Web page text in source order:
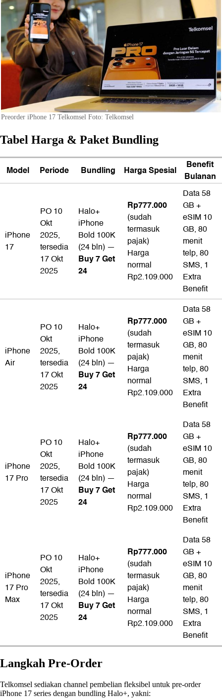
Preorder iPhone 17 Telkomsel Foto: Telkomsel
Tabel Harga & Paket Bundling
Model Periode Bundling Harga Spesial
Benefit
Bulanan
iPhone
17
PO 10
Okt
2025,
tersedia
17 Okt
2025
Halo+
iPhone
Bold 100K
(24 bln) —
Buy 7 Get
24
Rp777.000
(sudah
termasuk
pajak)
Harga
normal
Rp2.109.000
Data 58
GB +
eSIM 10
GB, 80
menit
telp, 80
SMS, 1
Extra
Benefit
iPhone
Air
PO 10
Okt
2025,
tersedia
17 Okt
2025
Halo+
iPhone
Bold 100K
(24 bln) —
Buy 7 Get
24
Rp777.000
(sudah
termasuk
pajak)
Harga
normal
Rp2.109.000
Data 58
GB +
eSIM 10
GB, 80
menit
telp, 80
SMS, 1
Extra
Benefit
iPhone
17 Pro
PO 10
Okt
2025,
tersedia
17 Okt
2025
Halo+
iPhone
Bold 100K
(24 bln) —
Buy 7 Get
24
Rp777.000
(sudah
termasuk
pajak)
Harga
normal
Rp2.109.000
Data 58
GB +
eSIM 10
GB, 80
menit
telp, 80
SMS, 1
Extra
Benefit
iPhone
17 Pro
Max
PO 10
Okt
2025,
tersedia
17 Okt
2025
Halo+
iPhone
Bold 100K
(24 bln) —
Buy 7 Get
24
Rp777.000
(sudah
termasuk
pajak)
Harga
normal
Rp2.109.000
Data 58
GB +
eSIM 10
GB, 80
menit
telp, 80
SMS, 1
Extra
Benefit
Langkah Pre-Order
Telkomsel sediakan channel pembelian fleksibel untuk pre-order
iPhone 17 series dengan bundling Halo+, yakni: